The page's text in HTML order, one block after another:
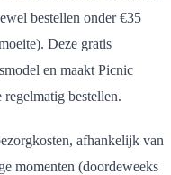
bestellen onder €35
Deze gratis
en maakt Picnic
bestellen.
afhankelijk van
momenten (doordeweeks